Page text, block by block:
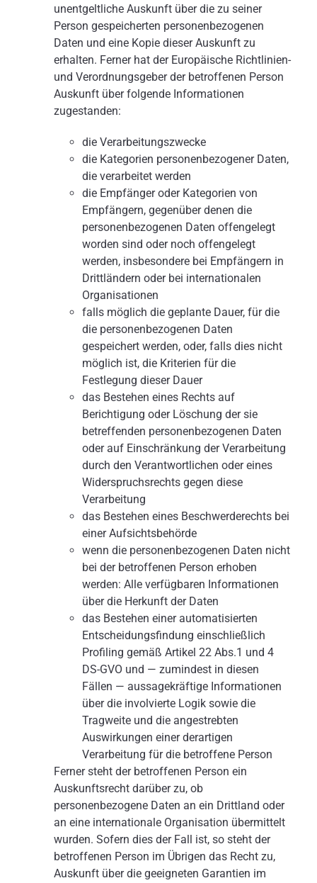
unentgeltliche Auskunft über die zu seiner
Person gespeicherten personenbezogenen
Daten und eine Kopie dieser Auskunft zu
erhalten. Ferner hat der Europäische Richtlinien-
und Verordnungsgeber der betroffenen Person
Auskunft über folgende Informationen
zugestanden:
die Verarbeitungszwecke
die Kategorien personenbezogener Daten,
die verarbeitet werden
die Empfänger oder Kategorien von
Empfängern, gegenüber denen die
personenbezogenen Daten offengelegt
worden sind oder noch offengelegt
werden, insbesondere bei Empfängern in
Drittländern oder bei internationalen
Organisationen
falls möglich die geplante Dauer, für die
die personenbezogenen Daten
gespeichert werden, oder, falls dies nicht
möglich ist, die Kriterien für die
Festlegung dieser Dauer
das Bestehen eines Rechts auf
Berichtigung oder Löschung der sie
betreffenden personenbezogenen Daten
oder auf Einschränkung der Verarbeitung
durch den Verantwortlichen oder eines
Widerspruchsrechts gegen diese
Verarbeitung
das Bestehen eines Beschwerderechts bei
einer Aufsichtsbehörde
wenn die personenbezogenen Daten nicht
bei der betroffenen Person erhoben
werden: Alle verfügbaren Informationen
über die Herkunft der Daten
das Bestehen einer automatisierten
Entscheidungsfindung einschließlich
Profiling gemäß Artikel 22 Abs.1 und 4
DS-GVO und — zumindest in diesen
Fällen — aussagekräftige Informationen
über die involvierte Logik sowie die
Tragweite und die angestrebten
Auswirkungen einer derartigen
Verarbeitung für die betroffene Person
Ferner steht der betroffenen Person ein
Auskunftsrecht darüber zu, ob
personenbezogene Daten an ein Drittland oder
an eine internationale Organisation übermittelt
wurden. Sofern dies der Fall ist, so steht der
betroffenen Person im Übrigen das Recht zu,
Auskunft über die geeigneten Garantien im